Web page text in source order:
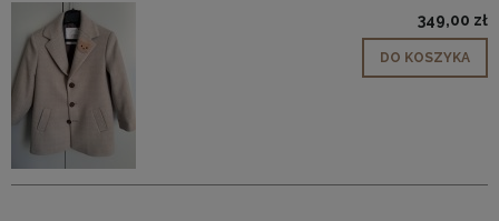
349,00 zł
DO KOSZYKA